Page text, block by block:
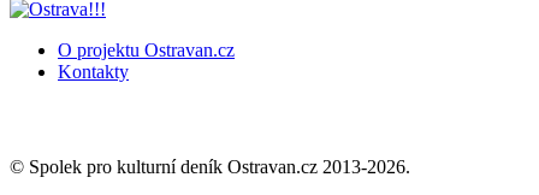
O projektu Ostravan.cz
Kontakty
© Spolek pro kulturní deník Ostravan.cz 2013-2026.